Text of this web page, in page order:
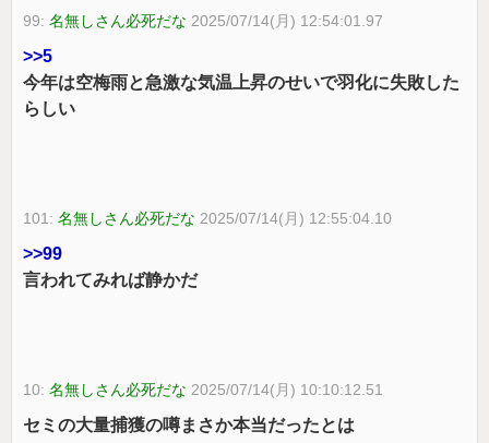
99:名無しさん必死だな 2025/07/14(月) 12:54:01.97
>>5
今年は空梅雨と急激な気温上昇のせいで羽化に失敗した
らしい
101:名無しさん必死だな 2025/07/14(月) 12:55:04.10
>>99
言われてみれば静かだ
10:名無しさん必死だな 2025/07/14(月) 10:10:12.51
セミの大量捕獲の噂まさか本当だったとは